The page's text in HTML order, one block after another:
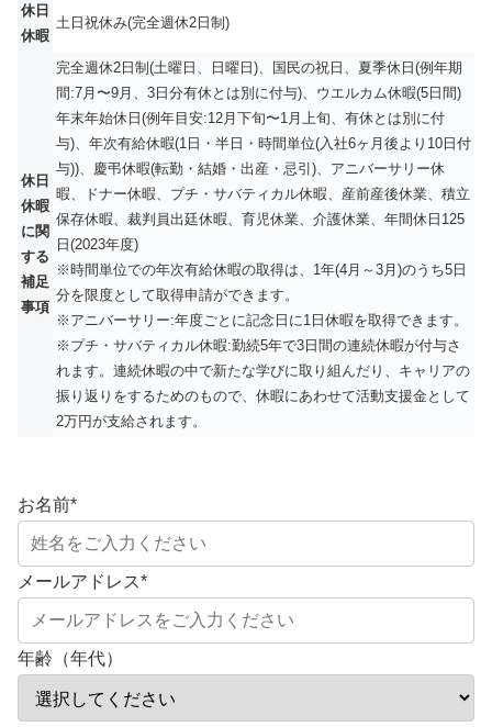
休日
休暇
土日祝休み(完全週休2日制)
休日
休暇
に関
する
補足
事項
完全週休2日制(土曜日、日曜日)、国民の祝日、夏季休日(例年期
間:7月〜9月、3日分有休とは別に付与)、ウエルカム休暇(5日間)
年末年始休日(例年目安:12月下旬〜1月上旬、有休とは別に付
与)、年次有給休暇(1日・半日・時間単位(入社6ヶ月後より10日付
与))、慶弔休暇(転勤・結婚・出産・忌引)、アニバーサリー休
暇、ドナー休暇、プチ・サバティカル休暇、産前産後休業、積立
保存休暇、裁判員出廷休暇、育児休業、介護休業、年間休日125
日(2023年度)
※時間単位での年次有給休暇の取得は、1年(4月～3月)のうち5日
分を限度として取得申請ができます。
※アニバーサリー:年度ごとに記念日に1日休暇を取得できます。
※プチ・サバティカル休暇:勤続5年で3日間の連続休暇が付与さ
れます。連続休暇の中で新たな学びに取り組んだり、キャリアの
振り返りをするためのもので、休暇にあわせて活動支援金として
2万円が支給されます。
お名前*
メールアドレス*
年齢（年代）